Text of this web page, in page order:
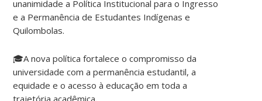
unanimidade a Política Institucional para o Ingresso
e a Permanência de Estudantes Indígenas e
Quilombolas.
🎓A nova política fortalece o compromisso da
universidade com a permanência estudantil, a
equidade e o acesso à educação em toda a
trajetória acadêmica.